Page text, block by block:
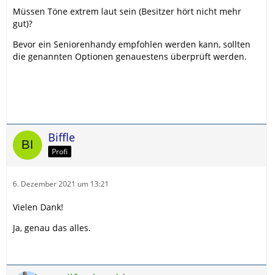
Müssen Töne extrem laut sein (Besitzer hört nicht mehr
gut)?
Bevor ein Seniorenhandy empfohlen werden kann, sollten
die genannten Optionen genauestens überprüft werden.
Biffle
Profi
6. Dezember 2021 um 13:21
Vielen Dank!
Ja, genau das alles.